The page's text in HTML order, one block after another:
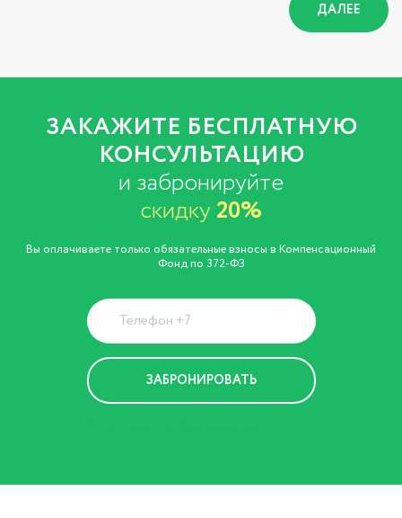
ДАЛЕЕ
ЗАКАЖИТЕ БЕСПЛАТНУЮ
КОНСУЛЬТАЦИЮ
и забронируйте
скидку 20%
Вы оплачиваете только обязательные взносы в Компенсационный
Фонд по 372-ФЗ